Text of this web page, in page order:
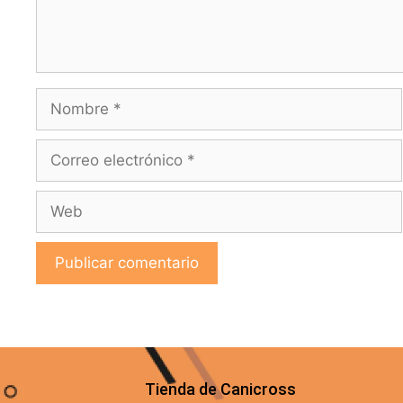
Tienda de Canicross